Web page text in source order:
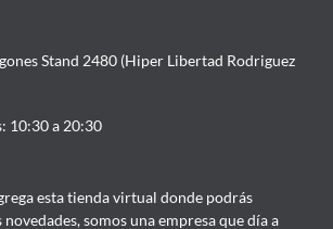
Stand 2480 (Hiper Libertad Rodriguez
10:30 a 20:30
esta tienda virtual donde podrás
somos una empresa que día a